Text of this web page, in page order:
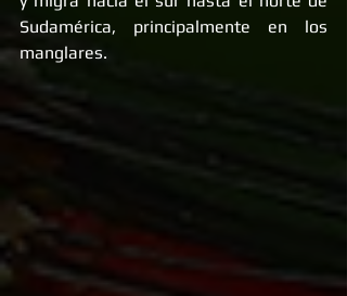
Sudamérica, principalmente en los
manglares.